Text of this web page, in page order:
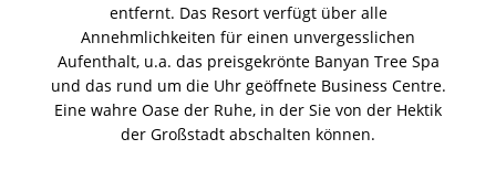
entfernt. Das Resort verfügt über alle
Annehmlichkeiten für einen unvergesslichen
Aufenthalt, u.a. das preisgekrönte Banyan Tree Spa
und das rund um die Uhr geöffnete Business Centre.
Eine wahre Oase der Ruhe, in der Sie von der Hektik
der Großstadt abschalten können.